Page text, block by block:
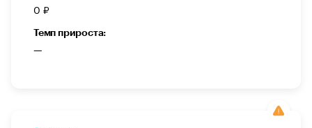
0 ₽
Темп прироста:
—